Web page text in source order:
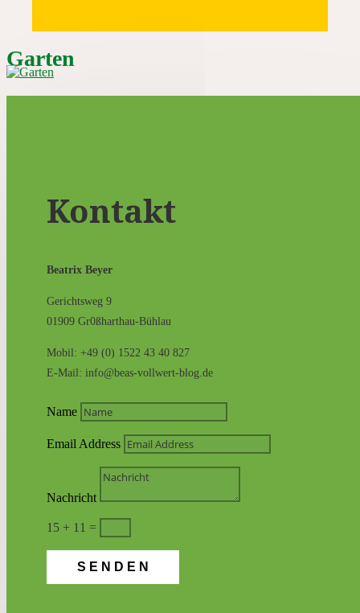
Garten
Kontakt
Beatrix Beyer
Gerichtsweg 9
01909 Gr0ßharthau-Bühlau
Mobil: +49 (0) 1522 43 40 827
E-Mail: info@beas-vollwert-blog.de
Name
Email Address
Nachricht
15 + 11 =
SENDEN